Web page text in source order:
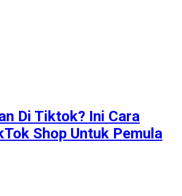
Di Tiktok? Ini Cara
Shop Untuk Pemula